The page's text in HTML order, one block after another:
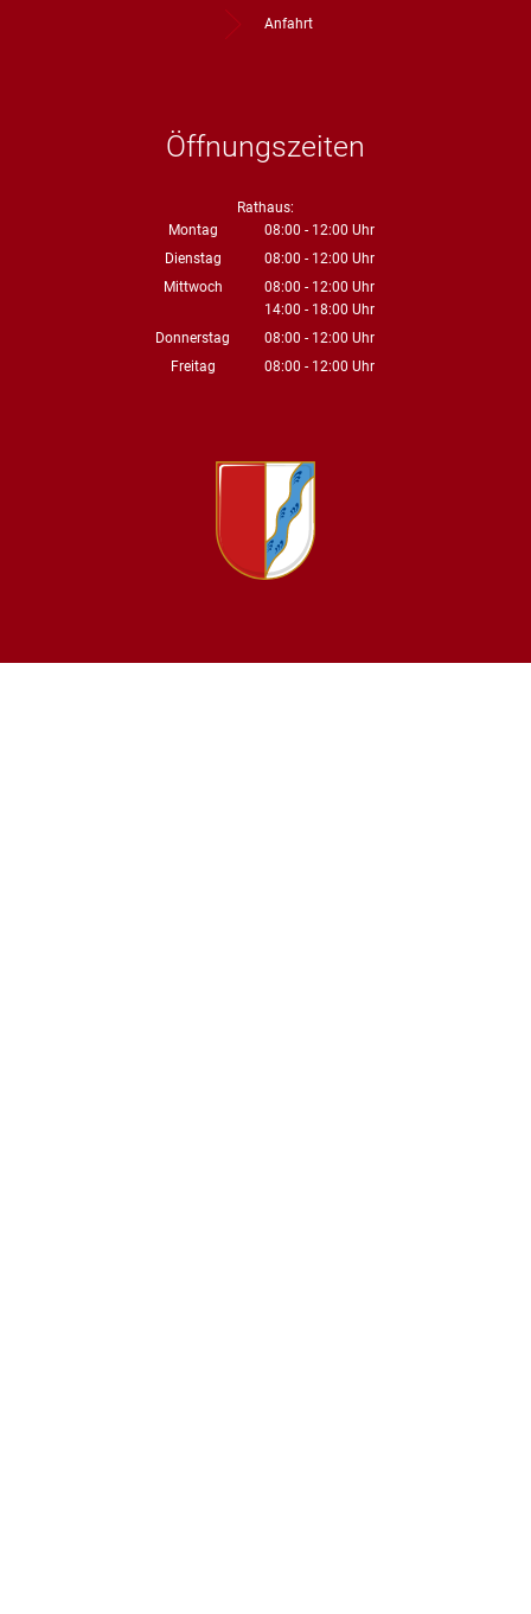
Anfahrt
Öffnungszeiten
Rathaus:
Montag
08:00 - 12:00 Uhr
Von 08:00 bis 12:00 Uhr
Dienstag 08:00 - 12:00 Uhr
Von 08:00 bis 12:00 Uhr
Mittwoch 08:00 - 12:00 Uhr
Von 08:00 bis 12:00 Uhr
14:00 - 18:00 Uhr
Von 14:00 bis 18:00 Uhr
Donnerstag 08:00 - 12:00 Uhr
Von 08:00 bis 12:00 Uhr
Freitag 08:00 - 12:00 Uhr